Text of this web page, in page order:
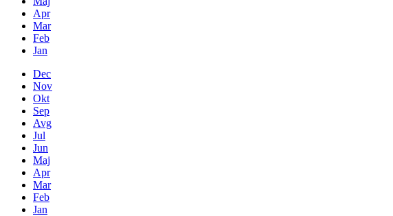
Apr
Mar
Feb
Jan
Dec
Nov
Okt
Sep
Avg
Jul
Jun
Maj
Apr
Mar
Feb
Jan